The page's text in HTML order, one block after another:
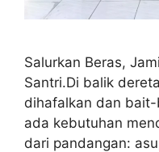
Salurkan Beras,
Santri.Di balik
dihafalkan dan
ada kebutuhan
dari pandangan: